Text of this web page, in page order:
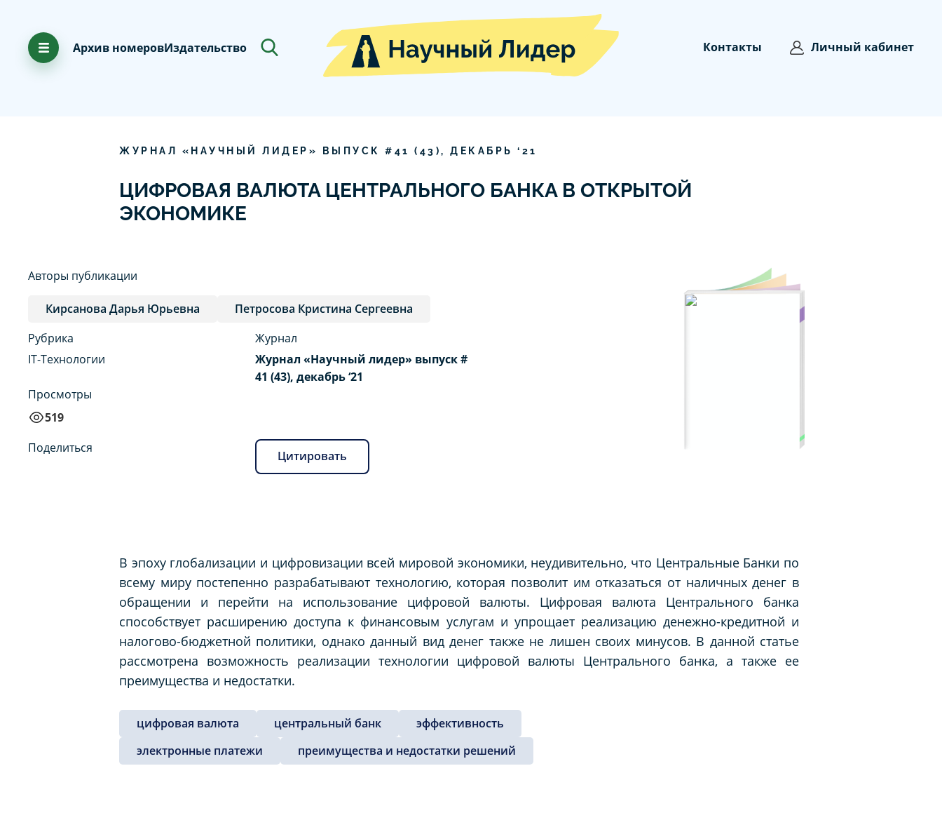
Архив номеровИздательство Контакты Личный кабинет
ЖУРНАЛ «НАУЧНЫЙ ЛИДЕР» ВЫПУСК # 41 ( 43 ), ДЕКАБРЬ ‘ 21
ЦИФРОВАЯ ВАЛЮТА ЦЕНТРАЛЬНОГО БАНКА В ОТКРЫТОЙ
ЭКОНОМИКЕ
Авторы публикации
Кирсанова Дарья Юрьевна
Петросова Кристина Сергеевна
Рубрика
IT-Технологии
Просмотры
519
Журнал
Журнал «Научный лидер» выпуск #
41 (43), декабрь ‘21
Поделиться
Цитировать
В эпоху глобализации и цифровизации всей мировой экономики, неудивительно, что Центральные Банки по
всему миру постепенно разрабатывают технологию, которая позволит им отказаться от наличных денег в
обращении и перейти на использование цифровой валюты. Цифровая валюта Центрального банка
способствует расширению доступа к финансовым услугам и упрощает реализацию денежно-кредитной и
налогово-бюджетной политики, однако данный вид денег также не лишен своих минусов. В данной статье
рассмотрена возможность реализации технологии цифровой валюты Центрального банка, а также ее
преимущества и недостатки.
цифровая валюта центральный банк
эффективность
электронные платежи
преимущества и недостатки решений